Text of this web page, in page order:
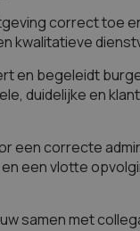
correct toe
kwalitatieve
en begeleidt
duidelijke en
een correcte
een vlotte
samen met